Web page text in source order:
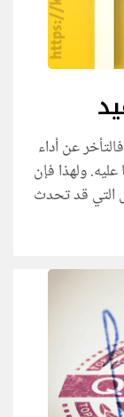
عن أداء
عليه. ولهذا فإن
التي قد تحدث